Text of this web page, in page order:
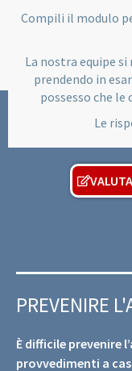
Compili il modulo
La nostra equipe
prendendo in
possesso che le
Le
PREVENIRE
È difficile prevenire
provvedimenti a